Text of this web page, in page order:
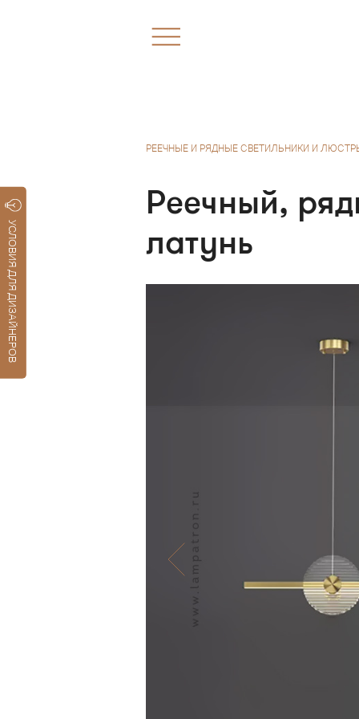
УСЛОВИЯ ДЛЯ ДИЗАЙНЕРОВ
РЕЕЧНЫЕ И РЯДНЫЕ СВЕТИЛЬНИКИ И
Реечный,
латунь